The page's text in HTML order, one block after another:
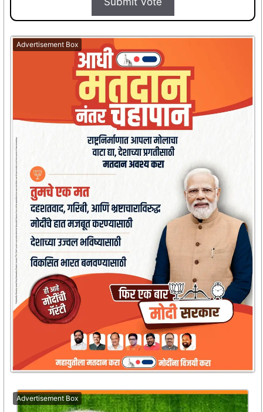
Advertisement Box
Advertisement Box